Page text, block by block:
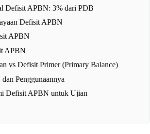
Defisit APBN: 3% dari PDB
Defisit APBN
APBN
APBN
vs Defisit Primer (Primary Balance)
Penggunaannya
Defisit APBN untuk Ujian